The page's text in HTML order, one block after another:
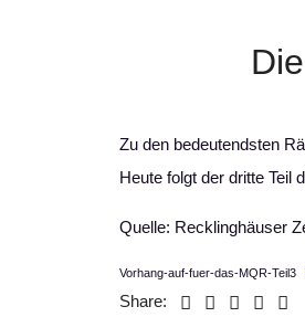
Zu den bedeutendsten
Heute folgt der dritte Teil
Quelle: Recklinghäuser
Vorhang-auf-fuer-das-MQR-Teil3
Share: